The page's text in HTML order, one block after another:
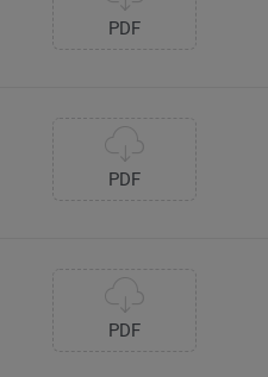
PDF
PDF
PDF